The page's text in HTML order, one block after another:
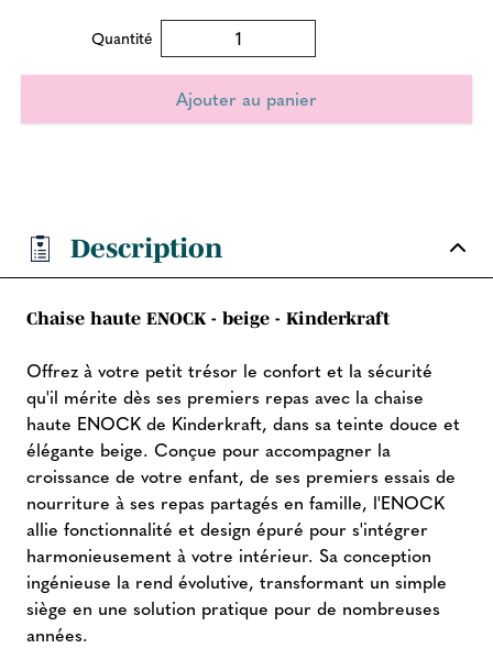
Quantité
Description
Chaise haute ENOCK - beige - Kinderkraft
Offrez à votre petit trésor le confort et la sécurité
qu'il mérite dès ses premiers repas avec la chaise
haute ENOCK de Kinderkraft, dans sa teinte douce et
élégante beige. Conçue pour accompagner la
croissance de votre enfant, de ses premiers essais de
nourriture à ses repas partagés en famille, l'ENOCK
allie fonctionnalité et design épuré pour s'intégrer
harmonieusement à votre intérieur. Sa conception
ingénieuse la rend évolutive, transformant un simple
siège en une solution pratique pour de nombreuses
années.